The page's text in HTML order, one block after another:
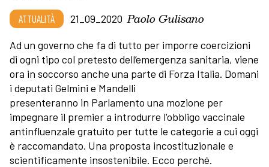
ATTUALITÀ 21_09_2020 Paolo Gulisano
Ad un governo che fa di tutto per imporre coercizioni
di ogni tipo col pretesto dell’emergenza sanitaria, viene
ora in soccorso anche una parte di Forza Italia. Domani
i deputati Gelmini e Mandelli
presenteranno in Parlamento una mozione per
impegnare il premier a introdurre l'obbligo vaccinale
antinfluenzale gratuito per tutte le categorie a cui oggi
è raccomandato. Una proposta incostituzionale e
scientificamente insostenibile. Ecco perché.